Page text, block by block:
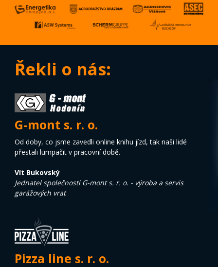
Řekli o nás:
G-mont s. r. o.
Od doby, co jsme zavedli online knihu jízd, tak naši lidé
přestali lumpačit v pracovní době.
Vít Bukovský
Jednatel společnosti G-mont s. r. o. - výroba a servis
garážových vrat
Pizza line s. r. o.